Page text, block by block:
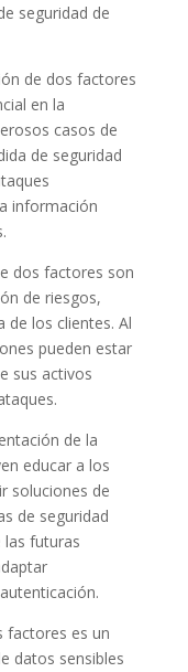
seguridad de
de dos factores
en la
casos de
de seguridad
información
dos factores son
de riesgos,
los clientes. Al
pueden estar
sus activos
de la
educar a los
soluciones de
de seguridad
futuras
factores es un
datos sensibles